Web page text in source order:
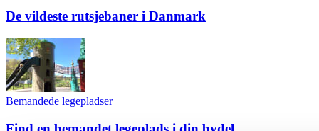
De vildeste rutsjebaner i Danmark
Bemandede legepladser